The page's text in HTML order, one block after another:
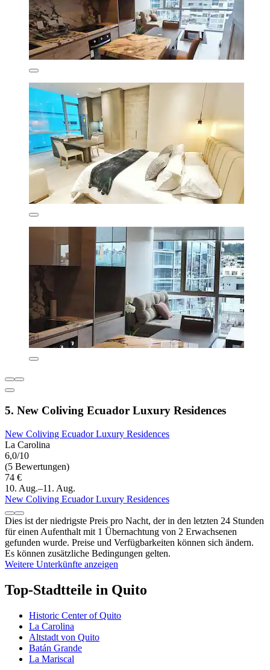
5. New Coliving Ecuador Luxury Residences
New Coliving Ecuador Luxury Residences
La Carolina
6,0/10
(5 Bewertungen)
74 €
10. Aug.–11. Aug.
New Coliving Ecuador Luxury Residences
Dies ist der niedrigste Preis pro Nacht, der in den letzten 24 Stunden
für einen Aufenthalt mit 1 Übernachtung von 2 Erwachsenen
gefunden wurde. Preise und Verfügbarkeiten können sich ändern.
Es können zusätzliche Bedingungen gelten.
Weitere Unterkünfte anzeigen
Top-Stadtteile in Quito
Historic Center of Quito
La Carolina
Altstadt von Quito
Batán Grande
La Mariscal